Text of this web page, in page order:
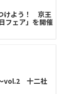
けよう！ 京王
フェア」を開催
vol.2 十二社